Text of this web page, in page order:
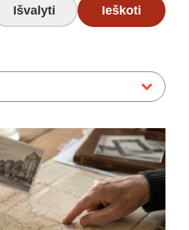
Išvalyti Ieškoti